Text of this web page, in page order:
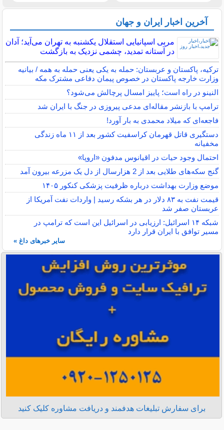
آخرین اخبار ایران و جهان
مربی اسپانیایی استقلال یکشنبه به تهران می‌آید؛ آدان
در آستانه تمدید، چشمی نزدیک به بازگشت
ترکیه، پاکستان و عربستان: حمله به یکی یعنی حمله به همه / بیانیه
وزارت خارجه پاکستان در خصوص پیمان دفاعی مشترک مکه
النینو در راه است؛ پاییز امسال پرچالش می‌شود؟
ترامپ با بازنشر مقاله‌ای مدعی پیروزی در جنگ با ایران شد
فاجعه‌ای که میلاد محمدی به بار آورد!
دستگیری قاتل قهرمان کراسفیت کشور بعد از ۱۱ ماه زندگی
مخفیانه
احتمال وجود حیات در اقیانوس مدفون «اروپا»
گنج سکه‌های طلایی بعد از 2 هزارسال از دل یک مزرعه بیرون آمد
موضع وزارت بهداشت درباره ظرفیت پزشکی کنکور ۱۴۰۵
قیمت نفت به ۸۳ دلار در هر بشکه رسید | واردات نفت آمریکا از
عربستان صفر شد
شبکه ۱۴ اسرائیل: ارزیابی در اسرائیل این است که ترامپ در
مسیر توافق با ایران قرار دارد
سایر خبرهای داغ »
برای سفارش تبلیغات هدفمند و دریافت مشاوره کلیک کنید